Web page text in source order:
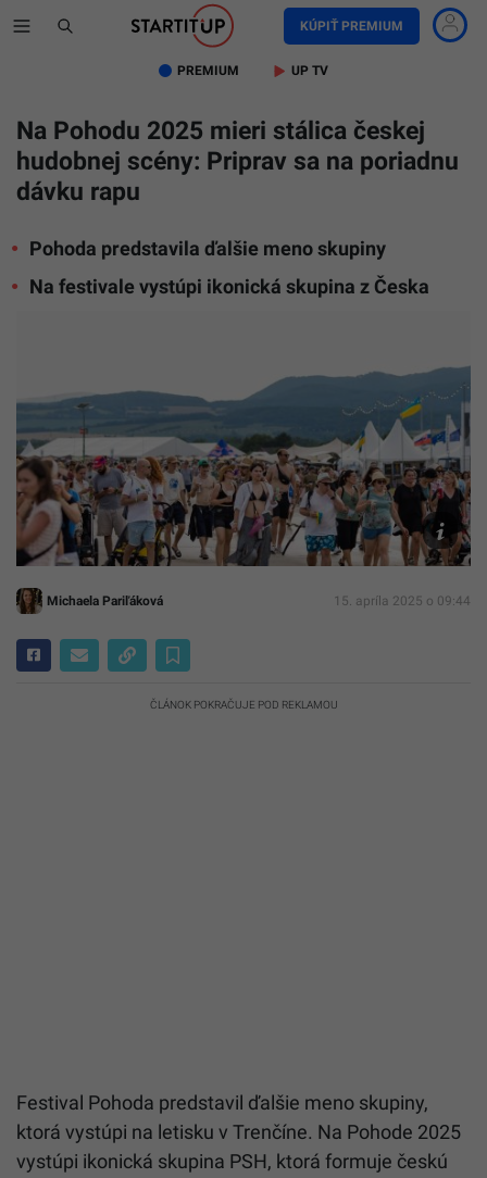
KÚPIŤ PREMIUM
PREMIUM UP TV
Na Pohodu 2025 mieri stálica českej
hudobnej scény: Priprav sa na poriadnu
dávku rapu
Pohoda predstavila ďalšie meno skupiny
Na festivale vystúpi ikonická skupina z Česka
Festival
Pohoda
Startitup
Michaela Pariľáková 15. apríla 2025 o 09:44
ČLÁNOK POKRAČUJE POD REKLAMOU
Festival Pohoda predstavil ďalšie meno skupiny,
ktorá vystúpi na letisku v Trenčíne. Na Pohode 2025
vystúpi ikonická skupina PSH, ktorá formuje českú